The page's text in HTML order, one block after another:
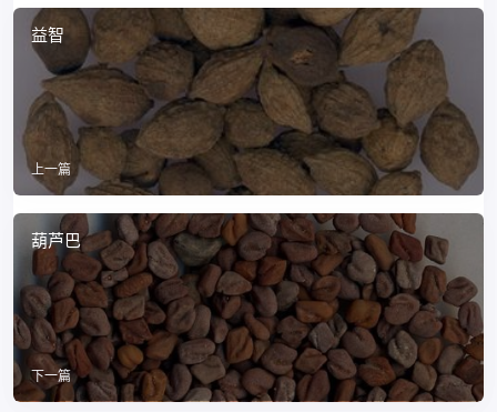
益智
上一篇
葫芦巴
下一篇